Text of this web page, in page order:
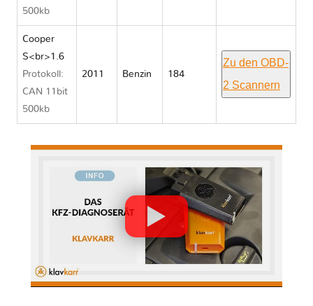
500kb
Cooper
S<br>1.6
Protokoll:
CAN 11bit
500kb
2011 Benzin 184
Zu den OBD-
2 Scannern